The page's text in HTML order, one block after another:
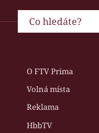
O FTV Prima
Volná místa
Reklama
HbbTV